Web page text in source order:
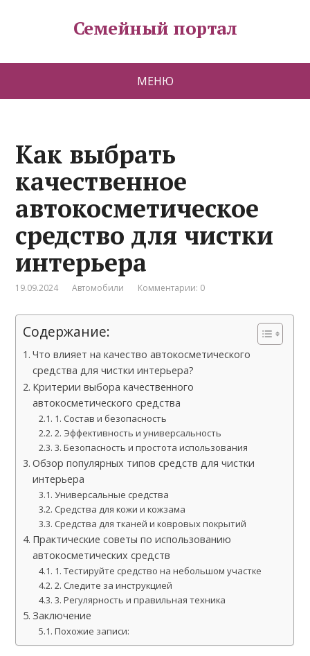
Семейный портал
МЕНЮ
Как выбрать
качественное
автокосметическое
средство для чистки
интерьера
19.09.2024 Автомобили Комментарии: 0
Содержание:
Что влияет на качество автокосметического
средства для чистки интерьера?
Критерии выбора качественного
автокосметического средства
1. Состав и безопасность
2. Эффективность и универсальность
3. Безопасность и простота использования
Обзор популярных типов средств для чистки
интерьера
Универсальные средства
Средства для кожи и кожзама
Средства для тканей и ковровых покрытий
Практические советы по использованию
автокосметических средств
1. Тестируйте средство на небольшом участке
2. Следите за инструкцией
3. Регулярность и правильная техника
Заключение
Похожие записи: